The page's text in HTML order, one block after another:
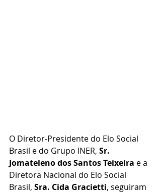
O Diretor-Presidente do Elo Social
Brasil e do Grupo INER, Sr.
Jomateleno dos Santos Teixeira e a
Diretora Nacional do Elo Social
Brasil, Sra. Cida Gracietti, seguiram